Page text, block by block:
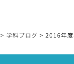
> 学科ブログ > 2016年